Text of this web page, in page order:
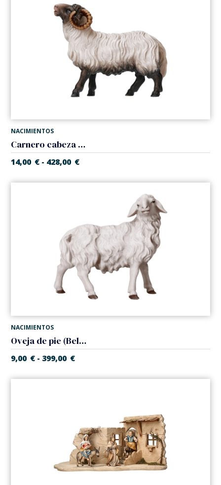
NACIMIENTOS
Carnero cabeza negra (Belen Casales)
14,00 € - 428,00 €
NACIMIENTOS
Oveja de pie (Belen Casales)
9,00 € - 399,00 €